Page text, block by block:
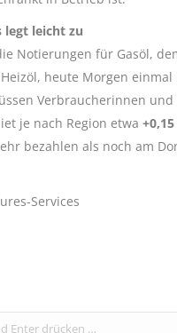
legt leicht zu
Notierungen für Gasöl,
heute Morgen
Verbraucherinnen
je nach Region etwa
bezahlen als noch am
Services